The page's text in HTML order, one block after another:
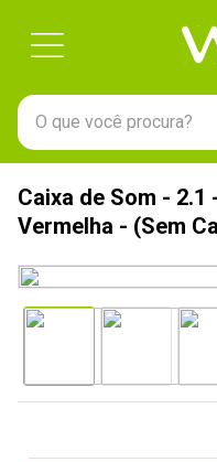
O que você procura?
Caixa de Som - 2.1
Vermelha - (Sem